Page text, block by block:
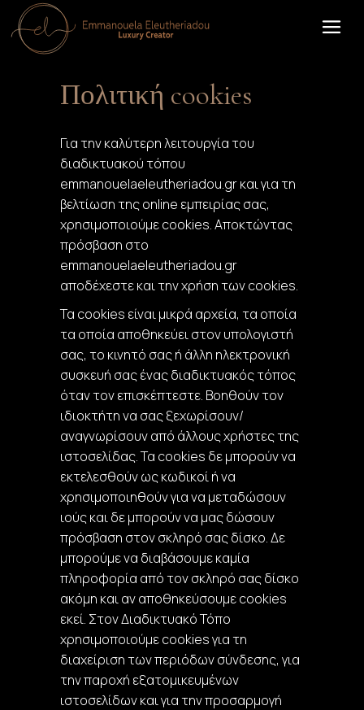
Πολιτική cookies
Για την καλύτερη λειτουργία του
διαδικτυακού τόπου
emmanouelaeleutheriadou.gr και για τη
βελτίωση της online εμπειρίας σας,
χρησιμοποιούμε cookies. Αποκτώντας
πρόσβαση στο
emmanouelaeleutheriadou.gr
αποδέχεστε και την χρήση των cookies.
Τα cookies είναι μικρά αρχεία, τα οποία
τα οποία αποθηκεύει στον υπολογιστή
σας, το κινητό σας ή άλλη ηλεκτρονική
συσκευή σας ένας διαδικτυακός τόπος
όταν τον επισκέπτεστε. Βοηθούν τον
ιδιοκτήτη να σας ξεχωρίσουν/
αναγνωρίσουν από άλλους χρήστες της
ιστοσελίδας. Τα cookies δε μπορούν να
εκτελεσθούν ως κωδικοί ή να
χρησιμοποιηθούν για να μεταδώσουν
ιούς και δε μπορούν να μας δώσουν
πρόσβαση στον σκληρό σας δίσκο. Δε
μπορούμε να διαβάσουμε καμία
πληροφορία από τον σκληρό σας δίσκο
ακόμη και αν αποθηκεύσουμε cookies
εκεί. Στον Διαδικτυακό Τόπο
χρησιμοποιούμε cookies για τη
διαχείριση των περιόδων σύνδεσης, για
την παροχή εξατομικευμένων
ιστοσελίδων και για την προσαρμογή